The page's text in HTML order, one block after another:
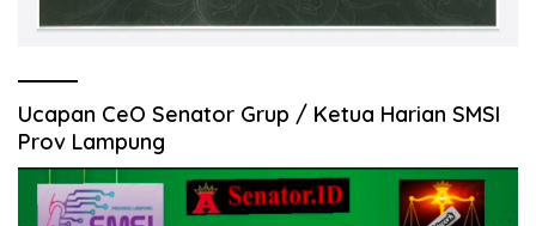
Ucapan CeO Senator Grup / Ketua Harian SMSI
Prov Lampung